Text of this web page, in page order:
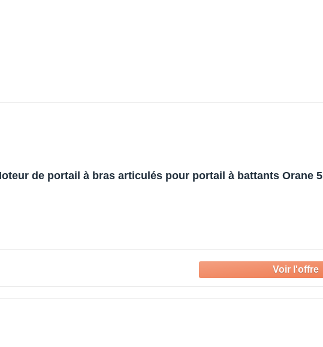
de portail à bras articulés pour portail à battants Orane